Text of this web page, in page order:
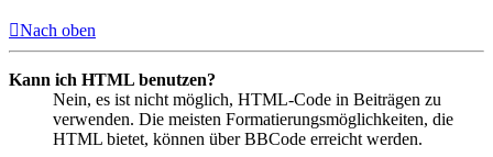
Nach oben
Kann ich HTML benutzen?
Nein, es ist nicht möglich, HTML-Code in Beiträgen zu
verwenden. Die meisten Formatierungsmöglichkeiten, die
HTML bietet, können über BBCode erreicht werden.